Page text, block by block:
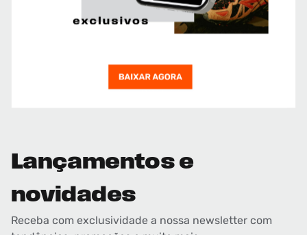
Lançamentos e
novidades
Receba com exclusividade a nossa newsletter com